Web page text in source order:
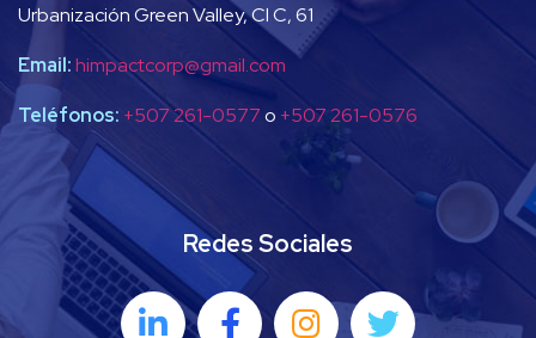
Urbanización Green Valley, Cl C, 61
Email:himpactcorp@gmail.com
Teléfonos: +507 261-0577o +507 261-0576
Redes Sociales